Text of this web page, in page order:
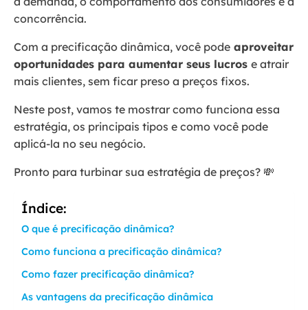
concorrência.
Com a precificação dinâmica, você pode aproveitar
oportunidades para aumentar seus lucros e atrair
mais clientes, sem ficar preso a preços fixos.
Neste post, vamos te mostrar como funciona essa
estratégia, os principais tipos e como você pode
aplicá-la no seu negócio.
Pronto para turbinar sua estratégia de preços? 💸
Índice:
O que é precificação dinâmica?
Como funciona a precificação dinâmica?
Como fazer precificação dinâmica?
As vantagens da precificação dinâmica